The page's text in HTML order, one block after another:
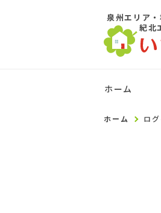
泉州エリア
紀北
ホーム
ホーム ロ